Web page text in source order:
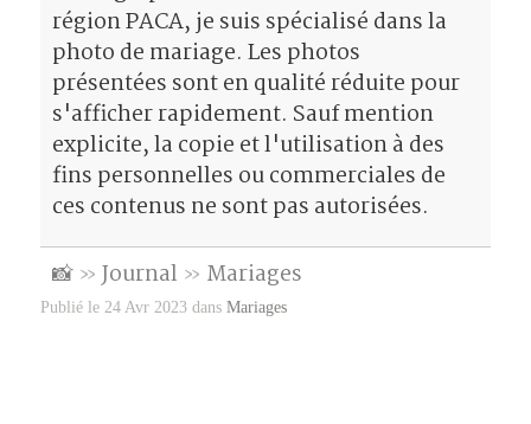
o
u
e
l
l
f
e
n
ê
t
r
e
)
u
v
l
e
e
n
ê
t
r
e
)
o
v
l
e
f
e
n
ê
t
r
e
o
u
e
l
f
e
n
ê
t
r
e
)
v
e
l
e
f
n
ê
t
r
e
)
v
e
l
l
f
n
ê
t
r
e
)
région PACA, je suis spécialisé dans la
photo de mariage. Les photos
présentées sont en qualité réduite pour
s'afficher rapidement. Sauf mention
explicite, la copie et l'utilisation à des
fins personnelles ou commerciales de
ces contenus ne sont pas autorisées.
📸»Journal » Mariages
Publié le 24 Avr 2023 dans Mariages